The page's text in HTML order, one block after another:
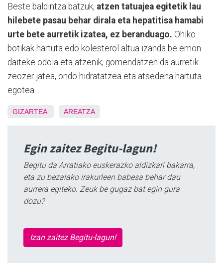
Beste baldintza batzuk, atzen tatuajea egitetik lau
hilebete pasau behar dirala eta hepatitisa hamabi
urte bete aurretik izatea, ez beranduago. Ohiko
botikak hartuta edo kolesterol altua izanda be emon
daiteke odola eta atzenik, gomendatzen da aurretik
zeozer jatea, ondo hidratatzea eta atsedena hartuta
egotea.
GIZARTEA AREATZA
Egin zaitez Begitu-lagun!
Begitu da Arratiako euskerazko aldizkari bakarra,
eta zu bezalako irakurleen babesa behar dau
aurrera egiteko. Zeuk be gugaz bat egin gura
dozu?
Izan zaitez Begitu-lagun!